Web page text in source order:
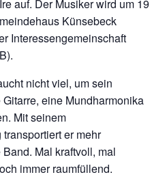
auf. Der Musiker wird um 19
Künsebeck
Interessengemeinschaft
nicht viel, um sein
eine Mundharmonika
Mit seinem
er mehr
Mal kraftvoll, mal
immer raumfüllend.